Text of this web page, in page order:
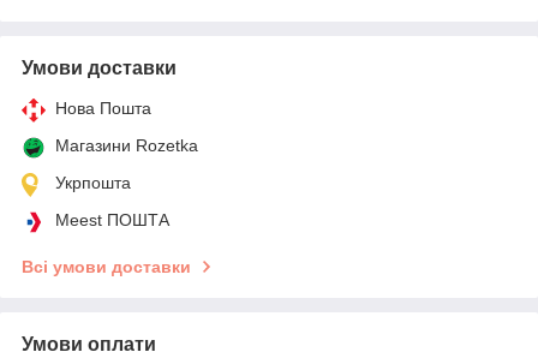
Умови доставки
Нова Пошта
Магазини Rozetka
Укрпошта
Meest ПОШТА
Всі умови доставки
Умови оплати